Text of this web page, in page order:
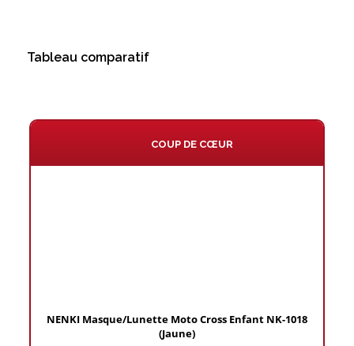
Tableau comparatif
COUP DE CŒUR
NENKI Masque/Lunette Moto Cross Enfant NK-1018
(Jaune)